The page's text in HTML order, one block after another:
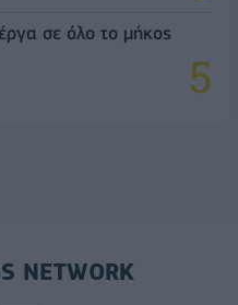
σε όλο το μήκος
NETWORK